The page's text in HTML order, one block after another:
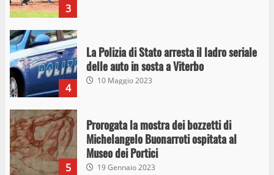
3
4
La Polizia di Stato arresta il ladro seriale
delle auto in sosta a Viterbo
10 Maggio 2023
5
Prorogata la mostra dei bozzetti di
Michelangelo Buonarroti ospitata al
Museo dei Portici
19 Gennaio 2023